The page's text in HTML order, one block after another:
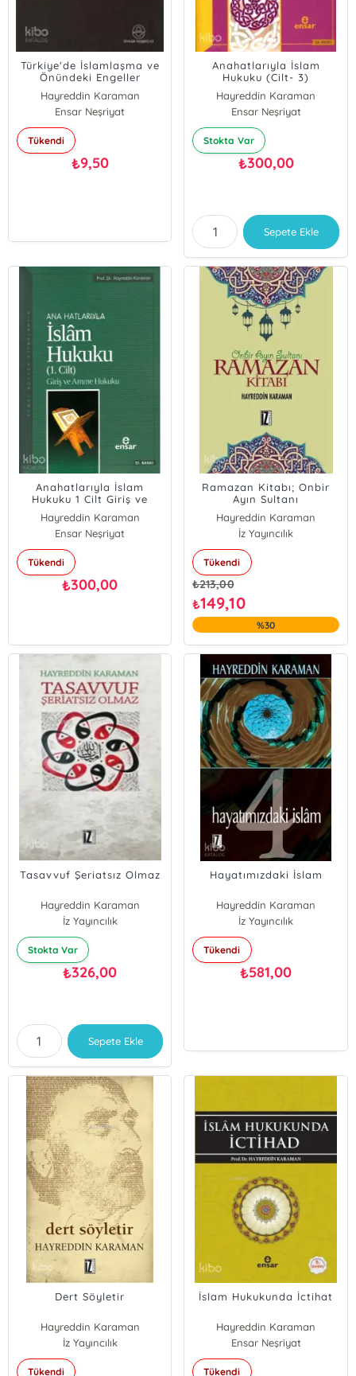
Türkiye'de İslamlaşma ve
Önündeki Engeller
Hayreddin Karaman
Ensar Neşriyat
Tükendi
₺9,50
Anahatlarıyla İslam
Hukuku (Cilt- 3)
Hayreddin Karaman
Ensar Neşriyat
Stokta Var
₺300,00
Sepete Ekle
Anahatlarıyla İslam
Hukuku 1 Cilt Giriş ve
Amme Hukuku
Hayreddin Karaman
Ensar Neşriyat
Tükendi
₺300,00
Ramazan Kitabı; Onbir
Ayın Sultanı
Hayreddin Karaman
İz Yayıncılık
Tükendi
₺213,00
₺149,10
%30
Tasavvuf Şeriatsız Olmaz
Hayreddin Karaman
İz Yayıncılık
Stokta Var
₺326,00
Sepete Ekle
Hayatımızdaki İslam
Hayreddin Karaman
İz Yayıncılık
Tükendi
₺581,00
Dert Söyletir
Hayreddin Karaman
İz Yayıncılık
Tükendi
İslam Hukukunda İctihat
Hayreddin Karaman
Ensar Neşriyat
Tükendi